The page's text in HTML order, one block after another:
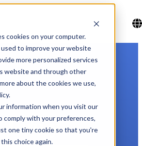
cookies on your computer.
to improve your website
more personalized services
website and through other
about the cookies we use,
information when you visit our
comply with your preferences,
one tiny cookie so that you're
choice again.
Lưu ý